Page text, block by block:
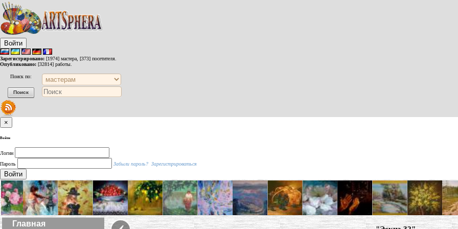
Войти
Зарегистрировано: [1974] мастера, [373] посетителя.
Опубликовано: [32814] работы.
Поиск по:
×
Войти
Логин
Пароль
Забыли пароль? Зарегистрироваться
Войти
Главная